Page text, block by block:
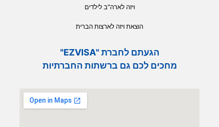
ויזה לארה”ב לילדים
הוצאת ויזה לארצות הברית
הגעתם לחברת "EZVISA"
מחכים לכם גם ברשתות החברתיות